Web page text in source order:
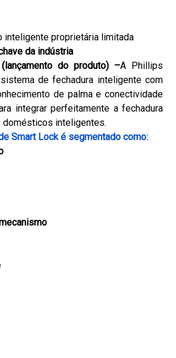
inteligente proprietária limitada
da indústria
do produto) –A Phillips
de fechadura inteligente com
de palma e conectividade
integrar perfeitamente a fechadura
inteligentes.
Smart Lock é segmentado como: